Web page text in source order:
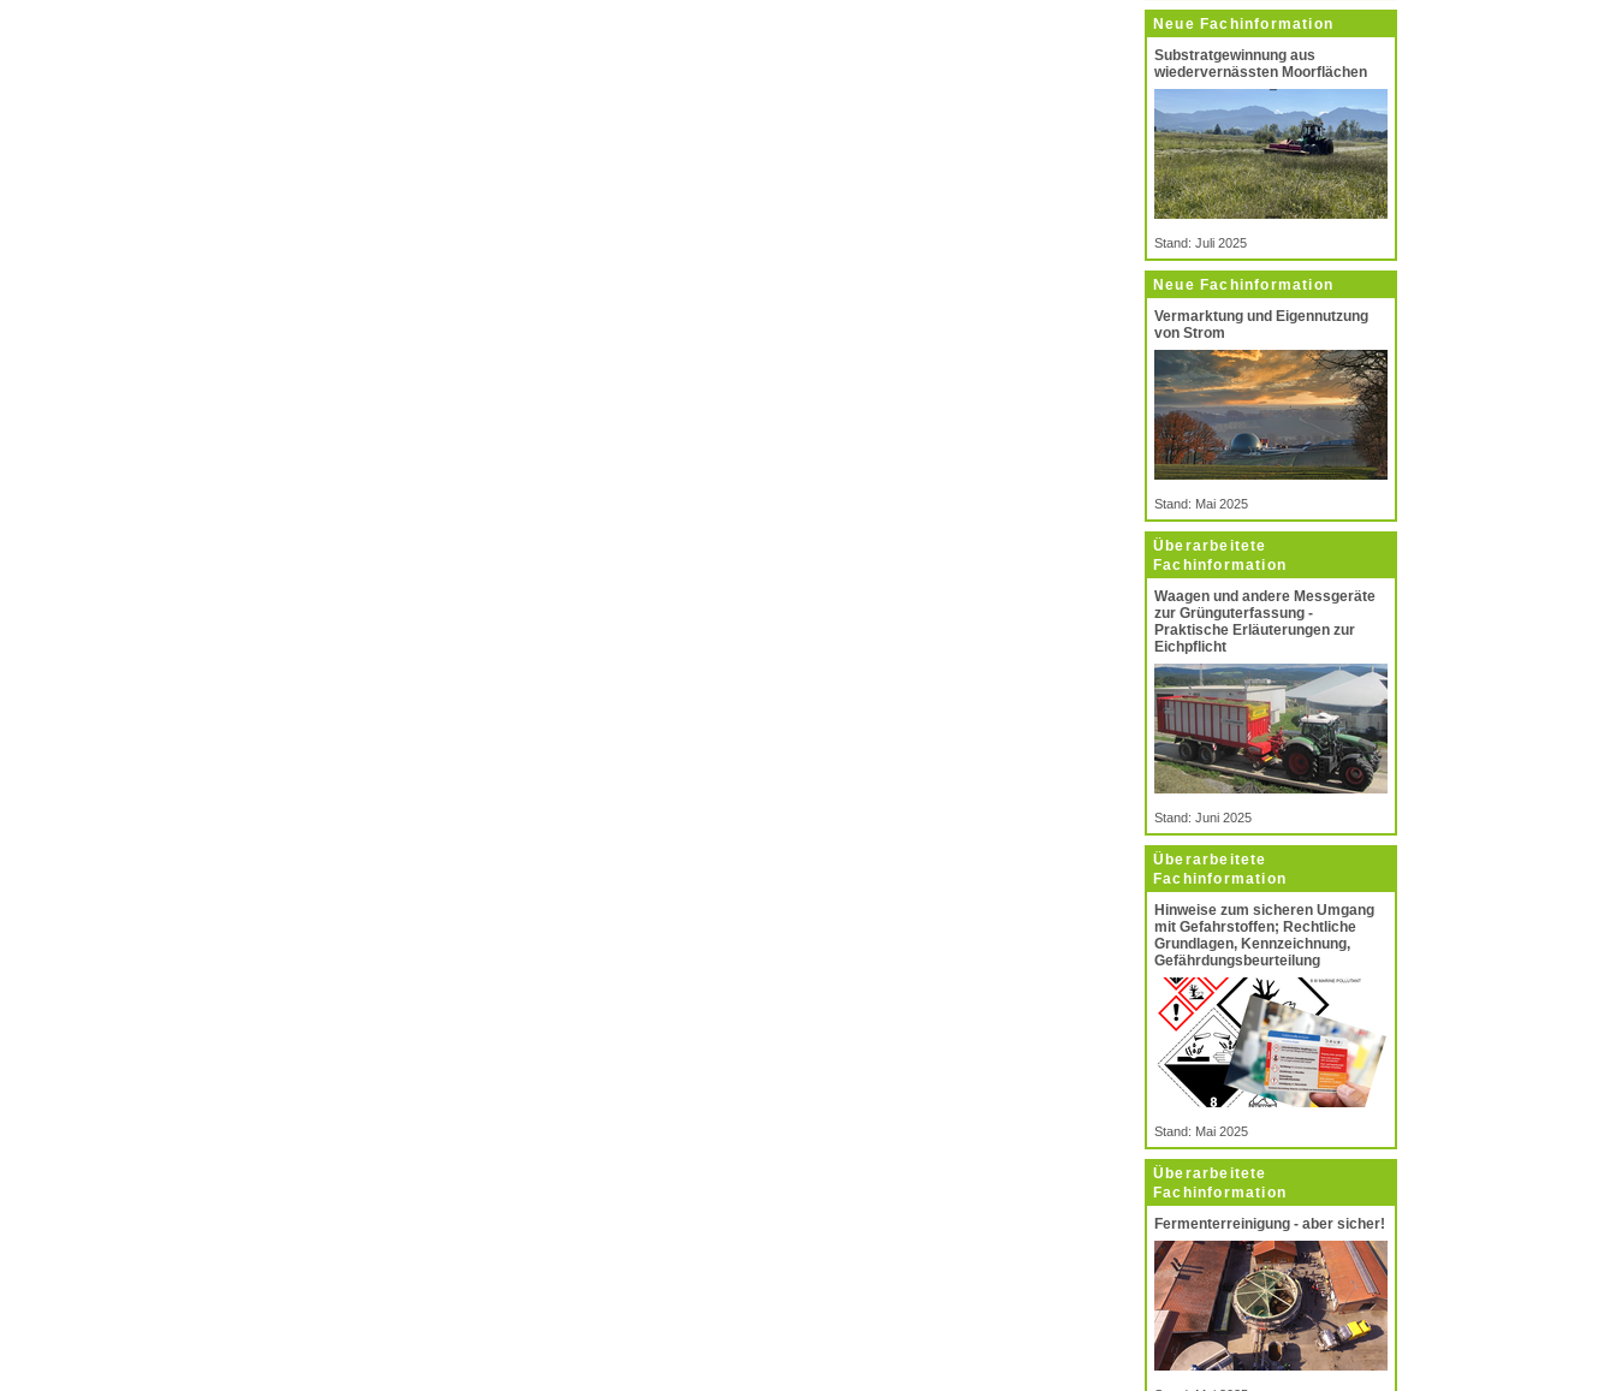
Neue Fachinformation
Substratgewinnung aus
wiedervernässten Moorflächen
Stand: Juli 2025
Neue Fachinformation
Vermarktung und Eigennutzung
von Strom
Stand: Mai 2025
Überarbeitete
Fachinformation
Waagen und andere Messgeräte
zur Grünguterfassung -
Praktische Erläuterungen zur
Eichpflicht
Stand: Juni 2025
Überarbeitete
Fachinformation
Hinweise zum sicheren Umgang
mit Gefahrstoffen; Rechtliche
Grundlagen, Kennzeichnung,
Gefährdungsbeurteilung
Stand: Mai 2025
Überarbeitete
Fachinformation
Fermenterreinigung - aber sicher!